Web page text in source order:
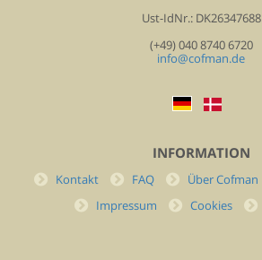
Ust-IdNr.: DK26347688
(+49) 040 8740 6720
info@cofman.de
INFORMATION
Kontakt FAQ Über Cofman
Impressum
Cookies